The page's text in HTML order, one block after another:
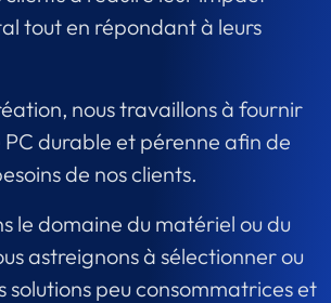
tout en répondant à leurs
nous travaillons à fournir
durable et pérenne afin de
de nos clients.
le domaine du matériel ou du
astreignons à sélectionner ou
solutions peu consommatrices et